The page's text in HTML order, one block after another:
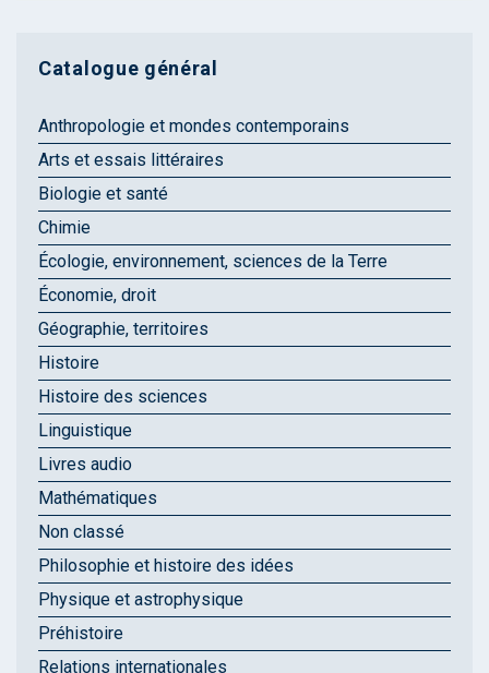
Catalogue général
Anthropologie et mondes contemporains
Arts et essais littéraires
Biologie et santé
Chimie
Écologie, environnement, sciences de la Terre
Économie, droit
Géographie, territoires
Histoire
Histoire des sciences
Linguistique
Livres audio
Mathématiques
Non classé
Philosophie et histoire des idées
Physique et astrophysique
Préhistoire
Relations internationales